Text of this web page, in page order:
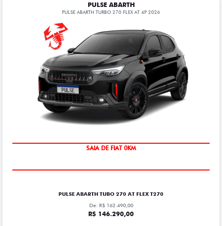
PULSE ABARTH
PULSE ABARTH TURBO 270 FLEX AT 4P 2026
SAIA DE FIAT 0KM
PULSE ABARTH TUBO 270 AT FLEX T270
De: R$ 162.490,00
R$ 146.290,00